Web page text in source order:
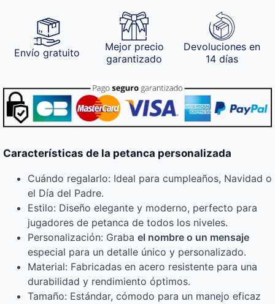
Envío gratuito
Mejor precio
garantizado
Devoluciones en
14 días
Características de la petanca personalizada
Cuándo regalarlo: Ideal para cumpleaños, Navidad o
el Día del Padre.
Estilo: Diseño elegante y moderno, perfecto para
jugadores de petanca de todos los niveles.
Personalización: Graba el nombre o un mensaje
especial para un detalle único y personalizado.
Material: Fabricadas en acero resistente para una
durabilidad y rendimiento óptimos.
Tamaño: Estándar, cómodo para un manejo eficaz